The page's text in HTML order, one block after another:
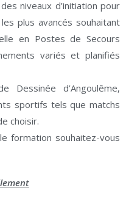
niveaux d’initiation pour
plus avancés souhaitant
en Postes de Secours
variés et planifiés
Dessinée d’Angoulême,
sportifs tels que matchs
choisir.
formation souhaitez-vous